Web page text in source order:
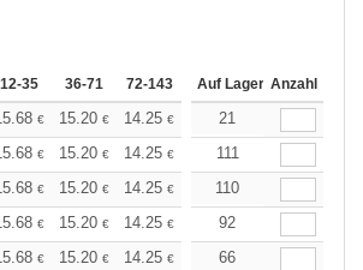
12-35 36-71 72-143 144-287 288 +
Auf Lager Anzahl
€ 15.20 € 14.25 € 13.54€
21
€ 15.20 € 14.25 € 13.54€
111
€ 15.20 € 14.25 € 13.54€
110
€ 15.20 € 14.25 € 13.54€
92
€ 15.20 € 14.25 € 13.54€
66